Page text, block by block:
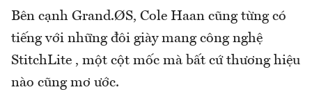
Bên cạnh Grand.ØS, Cole Haan cũng từng có
tiếng với những đôi giày mang công nghệ
StitchLite , một cột mốc mà bất cứ thương hiệu
nào cũng mơ ước.